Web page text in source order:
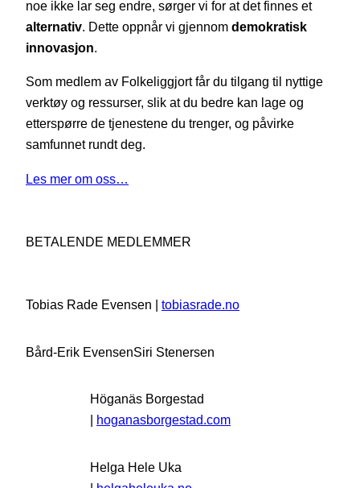
noe ikke lar seg endre, sørger vi for at det finnes et
alternativ. Dette oppnår vi gjennom demokratisk
innovasjon.
Som medlem av Folkeliggjort får du tilgang til nyttige
verktøy og ressurser, slik at du bedre kan lage og
etterspørre de tjenestene du trenger, og påvirke
samfunnet rundt deg.
Les mer om oss…
BETALENDE MEDLEMMER
Tobias Rade Evensen | tobiasrade.no
Bård-Erik EvensenSiri Stenersen
Höganäs Borgestad
| hoganasborgestad.com
Helga Hele Uka